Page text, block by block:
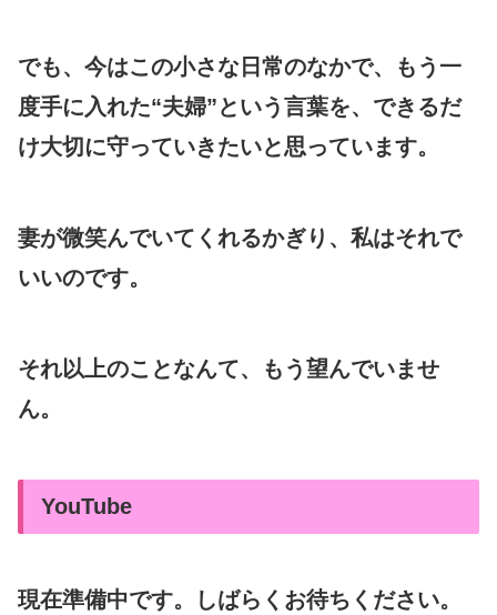
でも、今はこの小さな日常のなかで、もう一
度手に入れた“夫婦”という言葉を、できるだ
け大切に守っていきたいと思っています。
妻が微笑んでいてくれるかぎり、私はそれで
いいのです。
それ以上のことなんて、もう望んでいませ
ん。
YouTube
現在準備中です。しばらくお待ちください。